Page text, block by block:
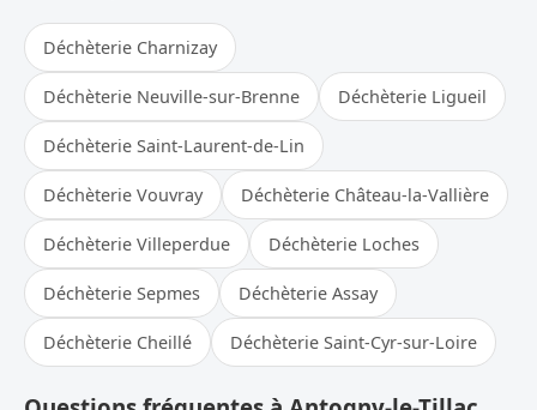
Déchèterie Charnizay
Déchèterie Neuville-sur-Brenne Déchèterie Ligueil
Déchèterie Saint-Laurent-de-Lin
Déchèterie Vouvray Déchèterie Château-la-Vallière
Déchèterie Villeperdue Déchèterie Loches
Déchèterie Sepmes Déchèterie Assay
Déchèterie Cheillé Déchèterie Saint-Cyr-sur-Loire